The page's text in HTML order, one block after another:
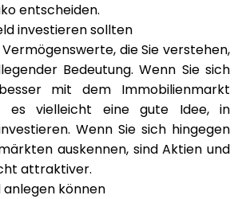
ask@scrambleup.com
+372 712 2955
entscheiden.
investieren sollten
die Sie verstehen,
Bedeutung. Wenn Sie sich
mit dem Immobilienmarkt
es vielleicht eine gute Idee, in
Wenn Sie sich hingegen
auskennen, sind Aktien und
attraktiver.
anlegen können